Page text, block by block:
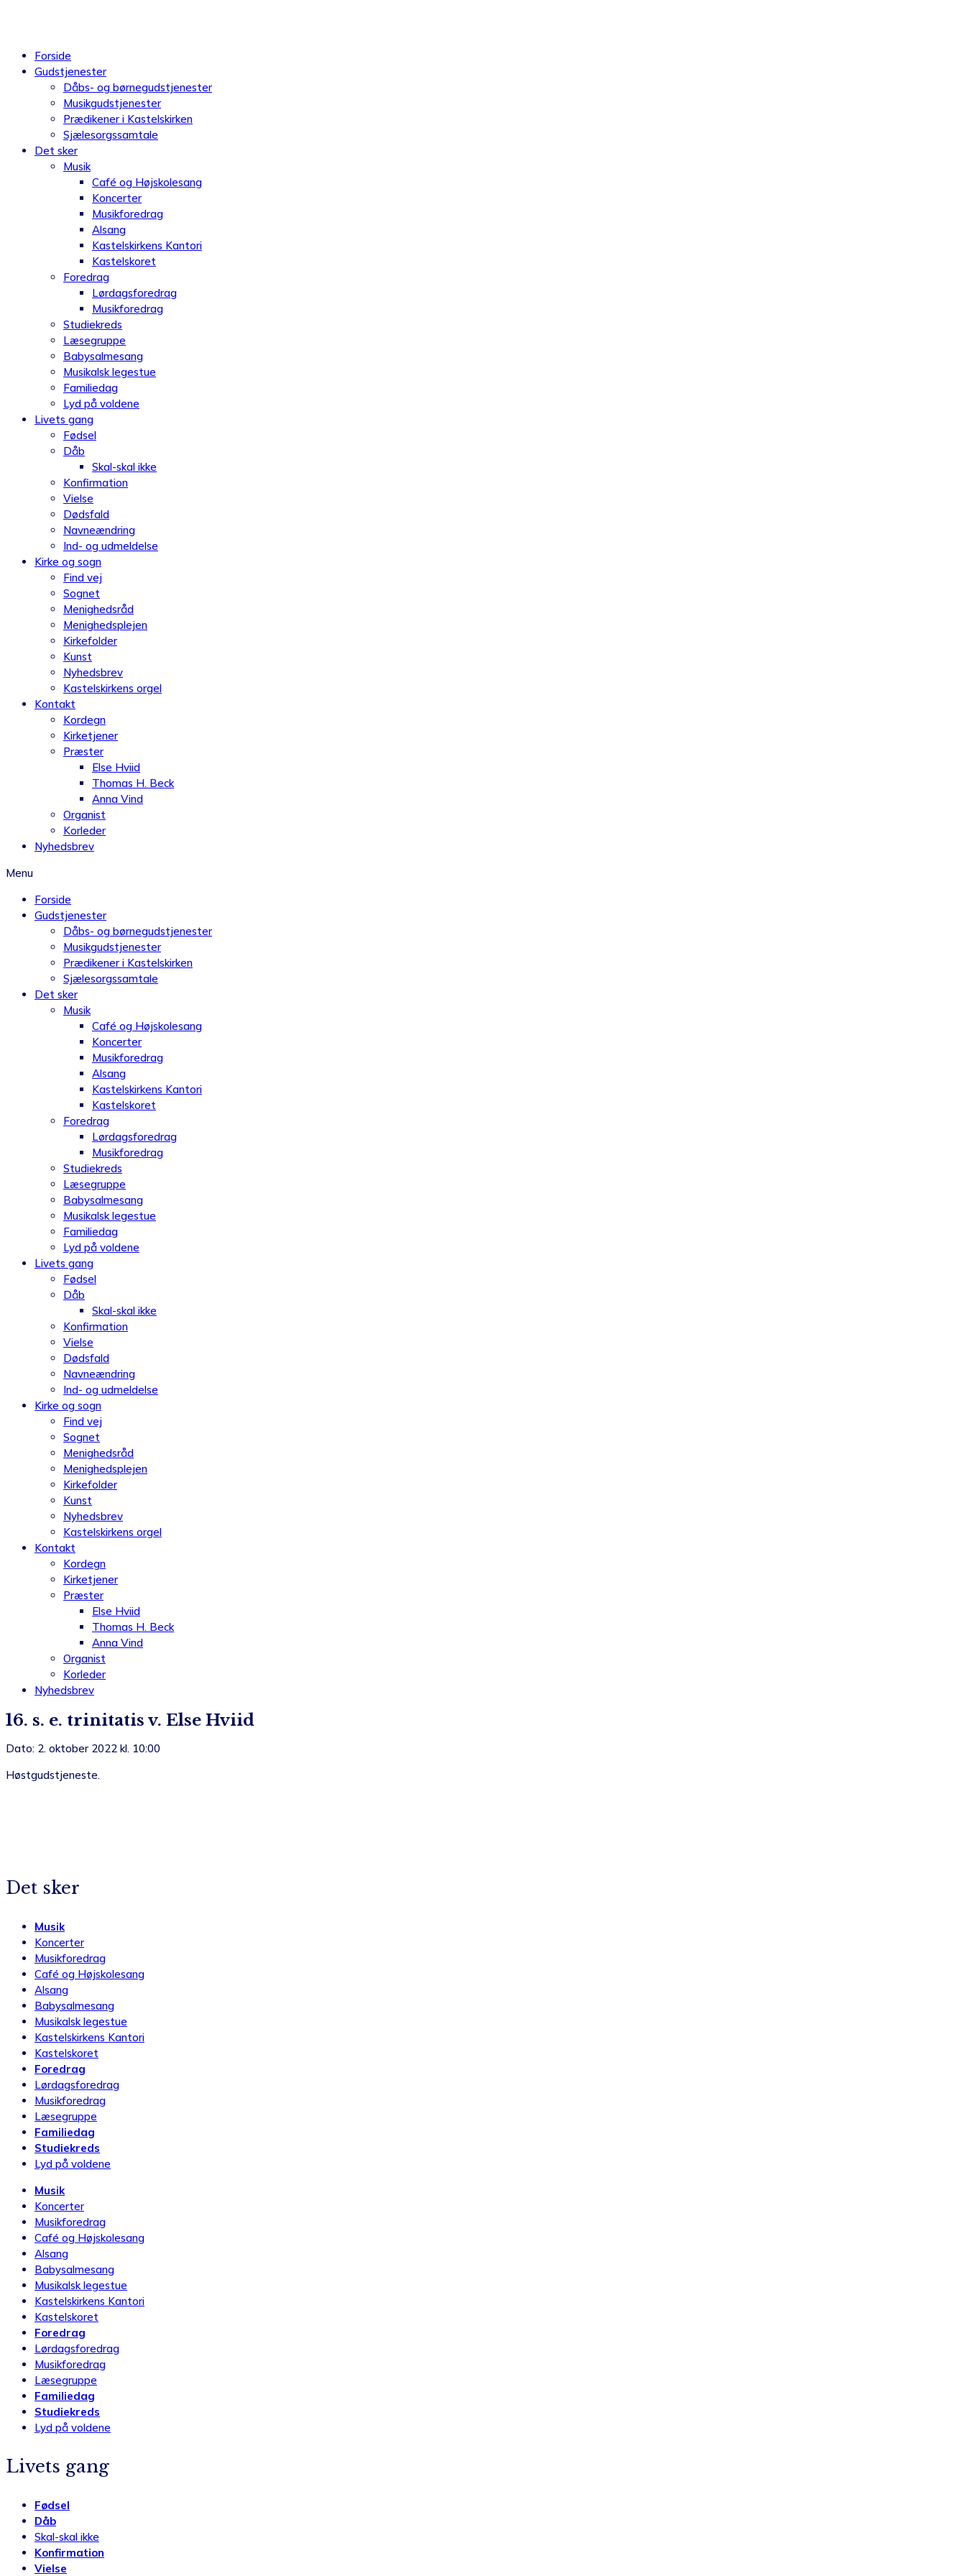
Forside
Gudstjenester
Dåbs- og børnegudstjenester
Musikgudstjenester
Prædikener i Kastelskirken
Sjælesorgssamtale
Det sker
Musik
Café og Højskolesang
Koncerter
Musikforedrag
Alsang
Kastelskirkens Kantori
Kastelskoret
Foredrag
Lørdagsforedrag
Musikforedrag
Studiekreds
Læsegruppe
Babysalmesang
Musikalsk legestue
Familiedag
Lyd på voldene
Livets gang
Fødsel
Dåb
Skal-skal ikke
Konfirmation
Vielse
Dødsfald
Navneændring
Ind- og udmeldelse
Kirke og sogn
Find vej
Sognet
Menighedsråd
Menighedsplejen
Kirkefolder
Kunst
Nyhedsbrev
Kastelskirkens orgel
Kontakt
Kordegn
Kirketjener
Præster
Else Hviid
Thomas H. Beck
Anna Vind
Organist
Korleder
Nyhedsbrev
Menu
Forside
Gudstjenester
Dåbs- og børnegudstjenester
Musikgudstjenester
Prædikener i Kastelskirken
Sjælesorgssamtale
Det sker
Musik
Café og Højskolesang
Koncerter
Musikforedrag
Alsang
Kastelskirkens Kantori
Kastelskoret
Foredrag
Lørdagsforedrag
Musikforedrag
Studiekreds
Læsegruppe
Babysalmesang
Musikalsk legestue
Familiedag
Lyd på voldene
Livets gang
Fødsel
Dåb
Skal-skal ikke
Konfirmation
Vielse
Dødsfald
Navneændring
Ind- og udmeldelse
Kirke og sogn
Find vej
Sognet
Menighedsråd
Menighedsplejen
Kirkefolder
Kunst
Nyhedsbrev
Kastelskirkens orgel
Kontakt
Kordegn
Kirketjener
Præster
Else Hviid
Thomas H. Beck
Anna Vind
Organist
Korleder
Nyhedsbrev
16. s. e. trinitatis v. Else Hviid
Dato: 2. oktober 2022 kl. 10:00
Høstgudstjeneste.
Det sker
Musik
Koncerter
Musikforedrag
Café og Højskolesang
Alsang
Babysalmesang
Musikalsk legestue
Kastelskirkens Kantori
Kastelskoret
Foredrag
Lørdagsforedrag
Musikforedrag
Læsegruppe
Familiedag
Studiekreds
Lyd på voldene
Musik
Koncerter
Musikforedrag
Café og Højskolesang
Alsang
Babysalmesang
Musikalsk legestue
Kastelskirkens Kantori
Kastelskoret
Foredrag
Lørdagsforedrag
Musikforedrag
Læsegruppe
Familiedag
Studiekreds
Lyd på voldene
Livets gang
Fødsel
Dåb
Skal-skal ikke
Konfirmation
Vielse